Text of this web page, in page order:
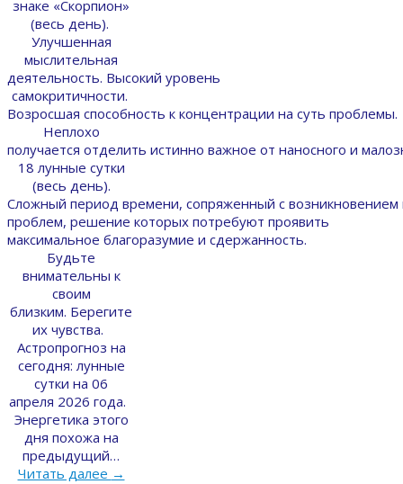
знаке «Скорпион»
(весь день).
Улучшенная
мыслительная
деятельность. Высокий уровень
самокритичности.
Возросшая способность к концентрации на суть проблемы.
Неплохо
получается отделить истинно важное от наносного и
18 лунные сутки
(весь день).
Сложный период времени, сопряженный с
проблем, решение которых потребуют проявить
максимальное благоразумие и сдержанность.
Будьте
внимательны к
своим
близким. Берегите
их чувства.
Астропрогноз на
сегодня: лунные
сутки на 06
апреля 2026 года.
Энергетика этого
дня похожа на
предыдущий…
Читать далее →